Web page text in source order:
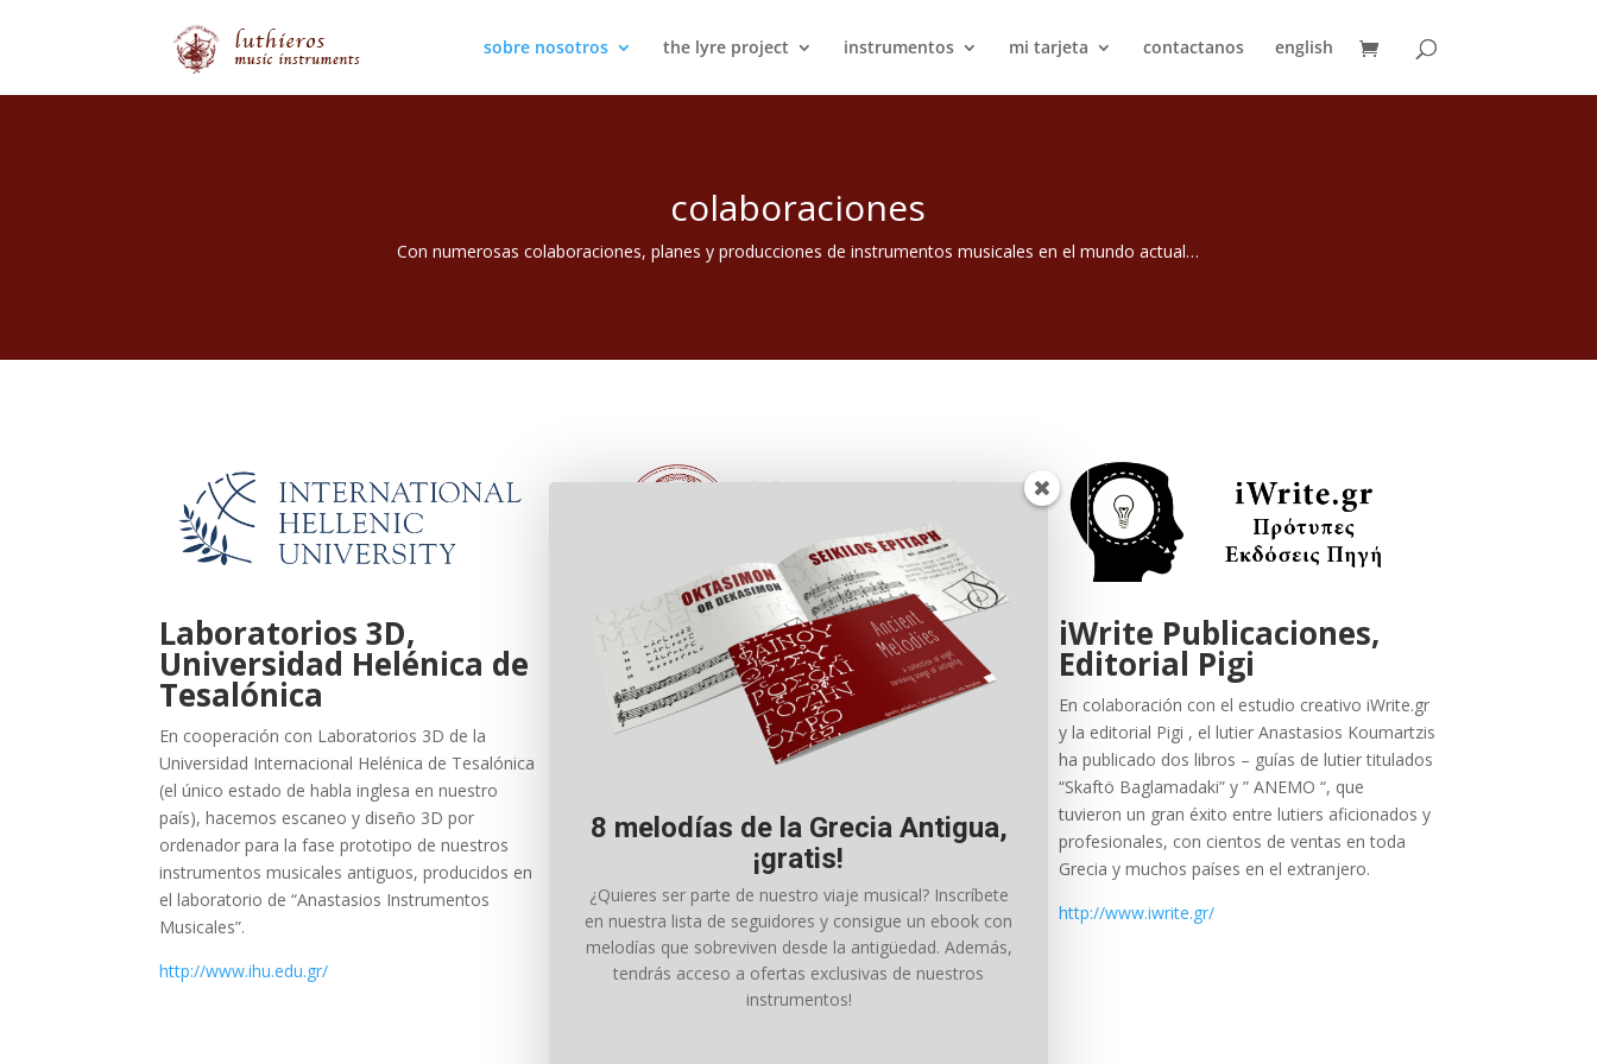
sobre nosotros the lyre project instrumentos mi tarjeta contactanos english
colaboraciones
Con numerosas colaboraciones, planes y producciones de instrumentos musicales en el mundo actual…
Laboratorios 3D,
Universidad Helénica de
Tesalónica
En cooperación con Laboratorios 3D de la
Universidad Internacional Helénica de Tesalónica
(el único estado de habla inglesa en nuestro
país), hacemos escaneo y diseño 3D por
ordenador para la fase prototipo de nuestros
instrumentos musicales antiguos, producidos en
el laboratorio de “Anastasios Instrumentos
Musicales”.
http://www.ihu.edu.gr/
Laboratorio de sonido,
Departamento de
Periodismo, AUTH
En cooperación con el Laboratorio de
Electrónica del Departamento de Periodismo y
Aristóteles de Tesalónica (Grecia), se ha
trabajado en el análisis del sonido de los
instrumentos antiguos fabricados en el
laboratorio del lutier de “Anastasios
Instrumentos Musicales”. Más específicamente,
las grabaciones de audio y análisis se realizaron
en colaboración con el Dr. C. Kalliris y el Doctor
de Sección Riga Kotsaki.
iWrite Publicaciones,
Editorial Pigi
En colaboración con el estudio creativo iWrite.gr
y la editorial Pigi , el lutier Anastasios Koumartzis
ha publicado dos libros – guías de lutier titulados
“Skaftö Baglamadaki” y ” ANEMO “, que
tuvieron un gran éxito entre lutiers aficionados y
profesionales, con cientos de ventas en toda
Grecia y muchos países en el extranjero.
http://www.iwrite.gr/
8 melodías de la Grecia Antigua,
¡gratis!
¿Quieres ser parte de nuestro viaje musical? Inscríbete
en nuestra lista de seguidores y consigue un ebook con
melodías que sobreviven desde la antigüedad. Además,
tendrás acceso a ofertas exclusivas de nuestros
instrumentos!